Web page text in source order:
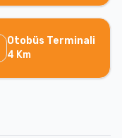
Otobüs Terminali
4 Km